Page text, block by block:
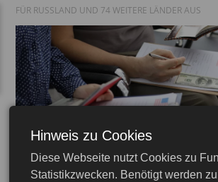
USA
FÜR RUSSLAND UND 74 WEITERE LÄNDER AUS
Hinweis zu Cookies
Diese Webseite nutzt Cookies zu
Statistikzwecken. Benötigt werden